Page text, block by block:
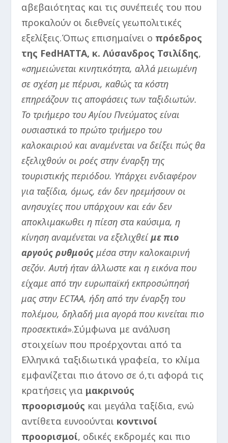
αβεβαιότητας και τις συνέπειές του που
προκαλούν οι διεθνείς γεωπολιτικές
εξελίξεις.Όπως επισημαίνει ο πρόεδρος
της FedHATTA, κ. Λύσανδρος Τσιλίδης,
«σημειώνεται κινητικότητα, αλλά μειωμένη
σε σχέση με πέρυσι, καθώς τα κόστη
επηρεάζουν τις αποφάσεις των ταξιδιωτών.
Το τριήμερο του Αγίου Πνεύματος είναι
ουσιαστικά το πρώτο τριήμερο του
καλοκαιριού και αναμένεται να δείξει πώς θα
εξελιχθούν οι ροές στην έναρξη της
τουριστικής περιόδου. Υπάρχει ενδιαφέρον
για ταξίδια, όμως, εάν δεν ηρεμήσουν οι
ανησυχίες που υπάρχουν και εάν δεν
αποκλιμακωθει η πίεση στα καύσιμα, η
κίνηση αναμένεται να εξελιχθείμε πιο
αργούς ρυθμούς μέσα στην καλοκαιρινή
σεζόν. Αυτή ήταν άλλωστε και η εικόνα που
είχαμε από την ευρωπαϊκή εκπροσώπησή
μας στην ECTAA, ήδη από την έναρξη του
πολέμου, δηλαδή μια αγορά που κινείται πιο
προσεκτικά».Σύμφωνα με ανάλυση
στοιχείων που προέρχονται από τα
Ελληνικά ταξιδιωτικά γραφεία, το κλίμα
εμφανίζεται πιο άτονο σε ό,τι αφορά τις
κρατήσεις για μακρινούς
προορισμούς και μεγάλα ταξίδια, ενώ
αντίθετα ευνοούνται κοντινοί
προορισμοί, οδικές εκδρομές και πιο